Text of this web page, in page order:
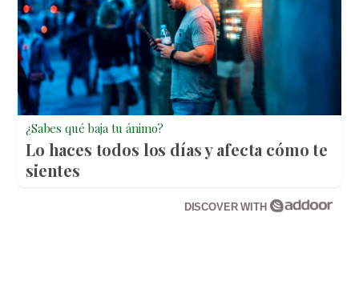
¿Sabes qué baja tu ánimo?
Lo haces todos los días y afecta cómo te
sientes
DISCOVER WITH